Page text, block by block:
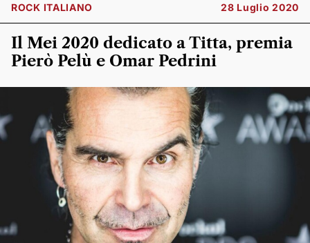
ROCK ITALIANO 28 Luglio 2020
Il Mei 2020 dedicato a Titta, premia
Pierò Pelù e Omar Pedrini